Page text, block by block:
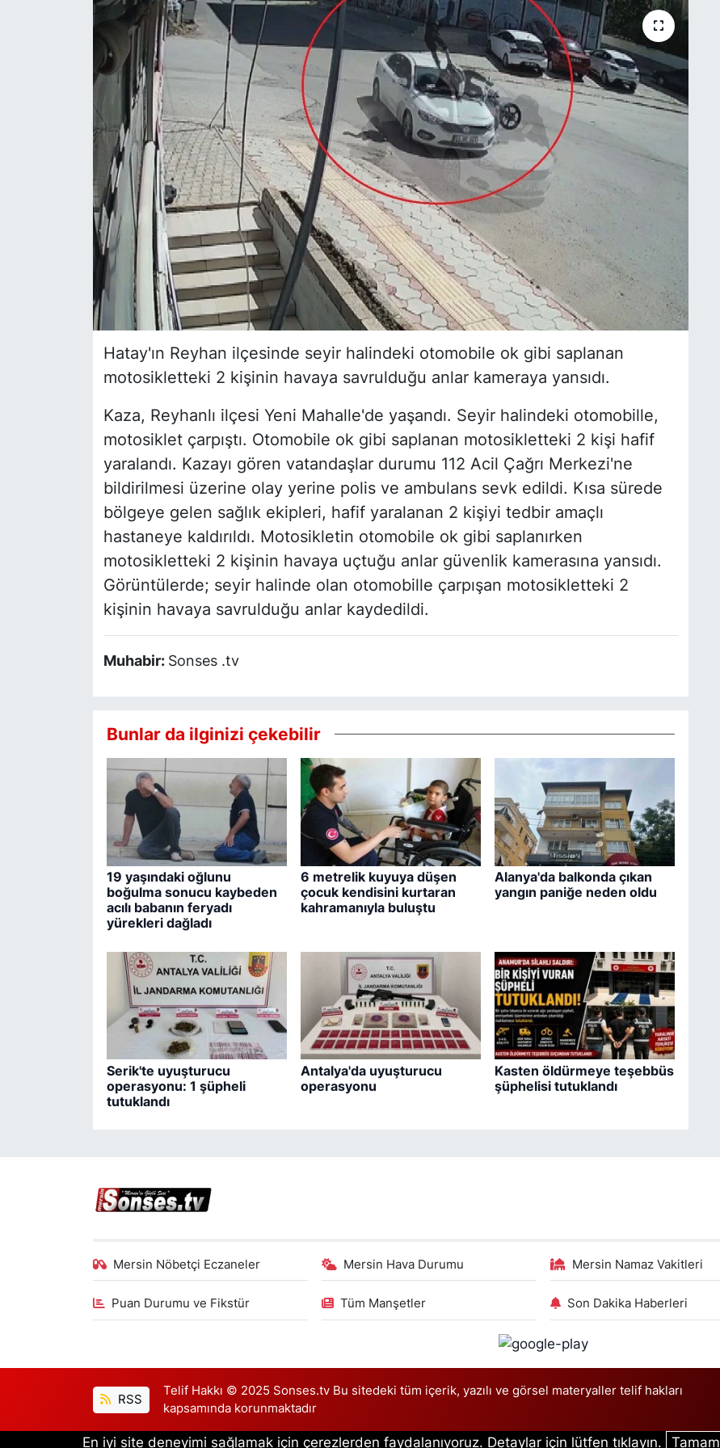
Hatay'ın Reyhan ilçesinde seyir halindeki otomobile ok gibi saplanan
motosikletteki 2 kişinin havaya savrulduğu anlar kameraya yansıdı.
Kaza, Reyhanlı ilçesi Yeni Mahalle'de yaşandı. Seyir halindeki otomobille,
motosiklet çarpıştı. Otomobile ok gibi saplanan motosikletteki 2 kişi hafif
yaralandı. Kazayı gören vatandaşlar durumu 112 Acil Çağrı Merkezi'ne
bildirilmesi üzerine olay yerine polis ve ambulans sevk edildi. Kısa sürede
bölgeye gelen sağlık ekipleri, hafif yaralanan 2 kişiyi tedbir amaçlı
hastaneye kaldırıldı. Motosikletin otomobile ok gibi saplanırken
motosikletteki 2 kişinin havaya uçtuğu anlar güvenlik kamerasına yansıdı.
Görüntülerde; seyir halinde olan otomobille çarpışan motosikletteki 2
kişinin havaya savrulduğu anlar kaydedildi.
Muhabir: Sonses .tv
Bunlar da ilginizi çekebilir
19 yaşındaki oğlunu
boğulma sonucu kaybeden
acılı babanın feryadı
yürekleri dağladı
6 metrelik kuyuya düşen
çocuk kendisini kurtaran
kahramanıyla buluştu
Alanya'da balkonda çıkan
yangın paniğe neden oldu
Serik'te uyuşturucu
operasyonu: 1 şüpheli
tutuklandı
Antalya'da uyuşturucu
operasyonu
Kasten öldürmeye teşebbüs
şüphelisi tutuklandı
Mersin Nöbetçi Eczaneler Mersin Hava Durumu Mersin Namaz Vakitleri
Puan Durumu ve Fikstür Tüm Manşetler Son Dakika Haberleri
RSS
Telif Hakkı © 2025 Sonses.tv Bu sitedeki tüm içerik, yazılı ve görsel materyaller telif hakları
kapsamında korunmaktadır
En iyi site deneyimi sağlamak için çerezlerden faydalanıyoruz. Detaylar için lütfen tıklayın. Tamam
Siyaset
YEREL HABER
Haberde insan